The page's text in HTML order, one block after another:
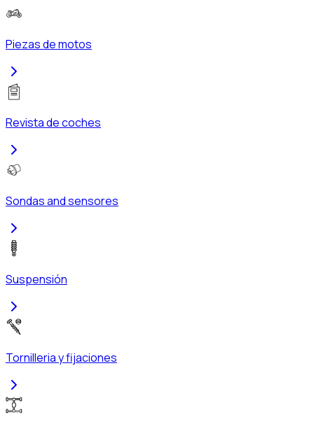
Piezas de motos
Revista de coches
Sondas and sensores
Suspensión
Tornilleria y fijaciones